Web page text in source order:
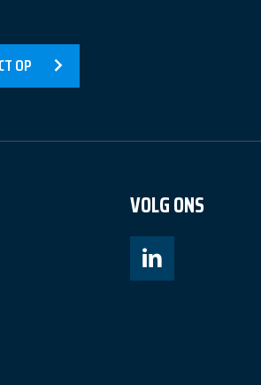
OP
VOLG ONS